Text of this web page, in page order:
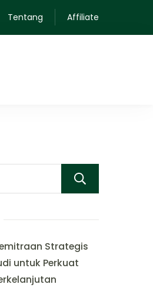
Tentang Affiliate
Strategis
untuk Perkuat